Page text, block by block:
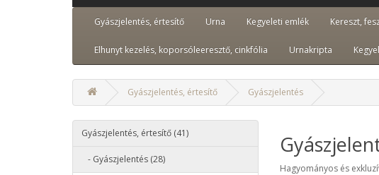
Gyászjelentés, értesítő Urna Kegyeleti emlék Kereszt,
Elhunyt kezelés, koporsóleeresztő, cinkfólia Urnakripta
Gyászjelentés, értesítő Gyászjelentés
Gyászjelentés, értesítő (41)
- Gyászjelentés (28)
Hagyományos és